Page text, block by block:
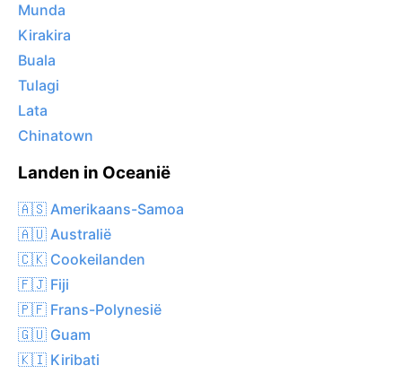
Munda
Kirakira
Buala
Tulagi
Lata
Chinatown
Landen in Oceanië
🇦🇸 Amerikaans-Samoa
🇦🇺 Australië
🇨🇰 Cookeilanden
🇫🇯 Fiji
🇵🇫 Frans-Polynesië
🇬🇺 Guam
🇰🇮 Kiribati